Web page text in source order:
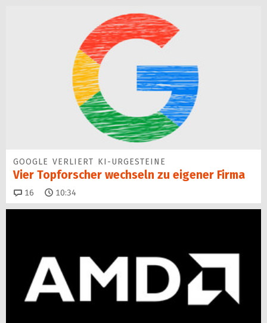
GOOGLE VERLIERT KI-URGESTEINE
Vier Topforscher wechseln zu eigener Firma
16 Kommentare
10:34